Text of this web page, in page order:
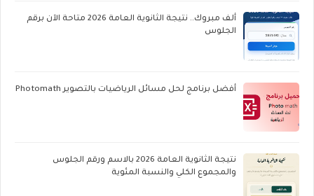
ألف مبروك.. نتيجة الثانوية العامة 2026 متاحة الآن برقم
الجلوس
أفضل برنامج لحل مسائل الرياضيات بالتصوير Photomath
نتيجة الثانوية العامة 2026 بالاسم ورقم الجلوس
والمجموع الكلي والنسبة المئوية